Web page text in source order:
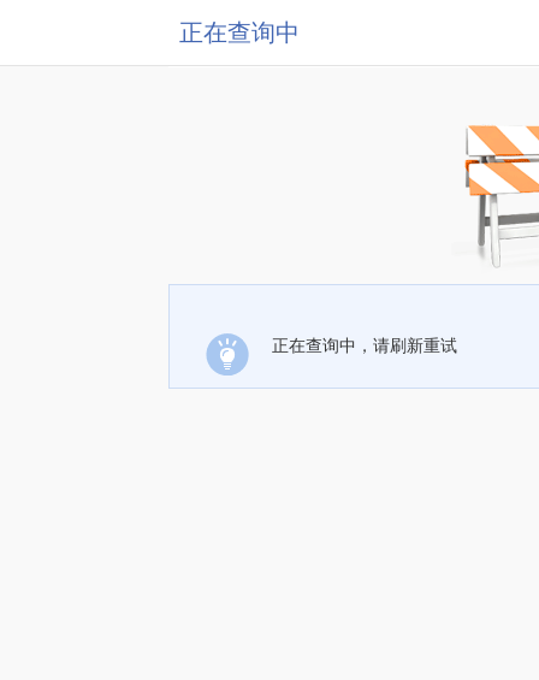
正在查询中
正在查询中，请刷新重试